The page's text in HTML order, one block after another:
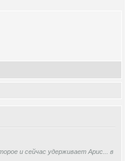
и сейчас удерживает Арис... в